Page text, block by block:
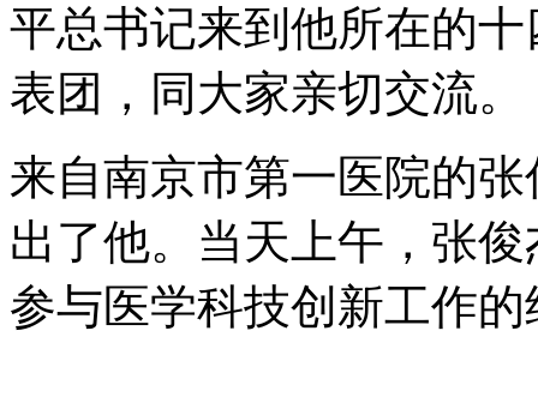
平总书记来到他所在的
表团，同大家亲切交流。
来自南京市第一医院的
出了他。当天上午，张
参与医学科技创新工作的